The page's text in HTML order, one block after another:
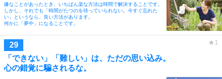
嫌なことがあったとき、いちばん楽な方法は時間で解決することです。
しかし、それでも「時間がたつのを待っていられない。今すぐ忘れた
い」というなら、良い方法があります。
何かに「夢中」になることです。
「できない」「難しい」は、ただの思い込み。
心の錯覚に騙されるな。